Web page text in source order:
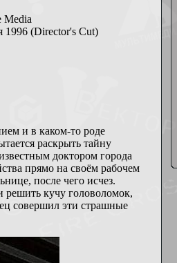
Media
1996 (Director's Cut)
и в каком-то роде
раскрыть тайну
доктором города
прямо на своём рабочем
после чего исчез.
решить кучу головоломок,
совершил эти страшные